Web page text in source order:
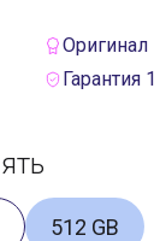
Оригинал
Гарантия
512 GB